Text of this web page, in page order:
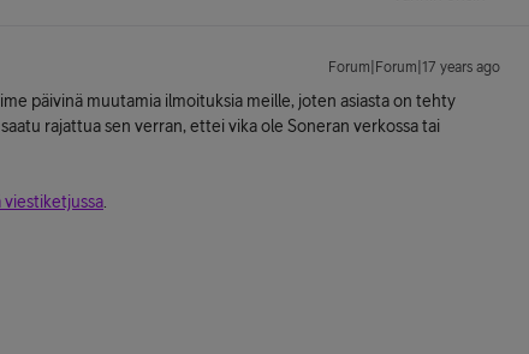
Forum|Forum|17 years ago
päivinä muutamia ilmoituksia meille, joten asiasta on tehty
rajattua sen verran, ettei vika ole Soneran verkossa tai
viestiketjussa